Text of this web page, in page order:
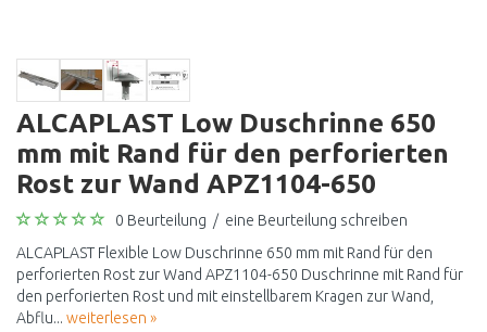
ALCAPLAST Low Duschrinne 650
mm mit Rand für den perforierten
Rost zur Wand APZ1104-650
0 Beurteilung / eine Beurteilung schreiben
ALCAPLAST Flexible Low Duschrinne 650 mm mit Rand für den
perforierten Rost zur Wand APZ1104-650 Duschrinne mit Rand für
den perforierten Rost und mit einstellbarem Kragen zur Wand,
Abflu... weiterlesen »